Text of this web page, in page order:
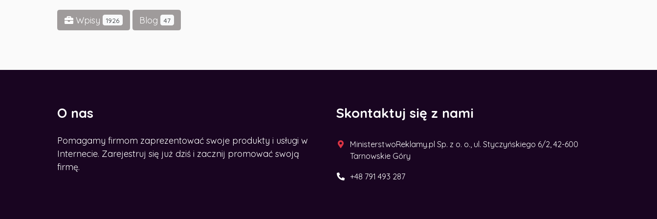
Wpisy 1926 Blog 47
O nas
Pomagamy firmom zaprezentować swoje produkty i usługi w
Internecie. Zarejestruj się już dziś i zacznij promować swoją
firmę.
Skontaktuj się z nami
MinisterstwoReklamy.pl Sp. z o. o., ul. Styczyńskiego 6/2, 42-600
Tarnowskie Góry
+48 791 493 287
CHCESZ ROZWINĄĆ BIZNES W
SIECI?
Zdobądź nasz e-book